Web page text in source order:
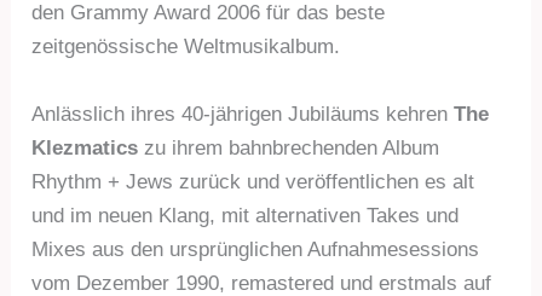
den Grammy Award 2006 für das beste
zeitgenössische Weltmusikalbum.
Anlässlich ihres 40-jährigen Jubiläums kehrenThe
Klezmatics zu ihrem bahnbrechenden Album
Rhythm + Jews zurück und veröffentlichen es alt
und im neuen Klang, mit alternativen Takes und
Mixes aus den ursprünglichen Aufnahmesessions
vom Dezember 1990, remastered und erstmals auf